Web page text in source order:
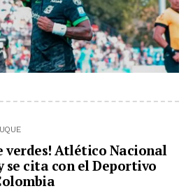
verdes! Atlético Nacional
se cita con el Deportivo